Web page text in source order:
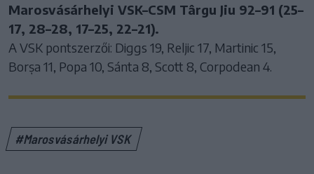
Marosvásárhelyi VSK–CSM Târgu Jiu 92–91 (25–
17, 28–28, 17–25, 22–21).
A VSK pontszerzői: Diggs 19, Reljic 17, Martinic 15,
Borșa 11, Popa 10, Sánta 8, Scott 8, Corpodean 4.
#Marosvásárhelyi VSK